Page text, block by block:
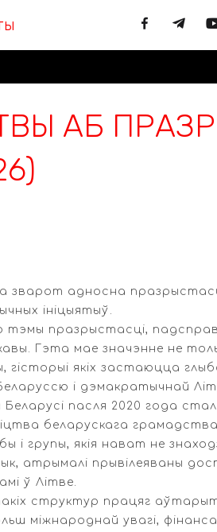
АБ
зварот адносна
ініцыятыў.
празрыстасці,
Гэта мае значэнне не
гісторыі якіх застаюцца
і дэмакратычнай
пасля 2020 года
беларускага
якія нават не
атрымалі прывілеяваны
ў Літве.
структур працяг
міжнароднай увагі,